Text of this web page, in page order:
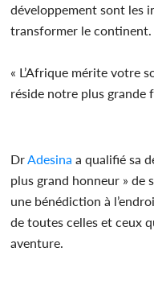
développement sont les
transformer le continent.
« L’Afrique mérite votre
réside notre plus grande
DrAdesina a qualifié sa
plus grand honneur » de
une bénédiction à
de toutes celles et ceux
aventure.